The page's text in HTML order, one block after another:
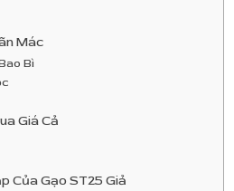
Mác
Bì
Giá Cả
Của Gạo ST25 Giả